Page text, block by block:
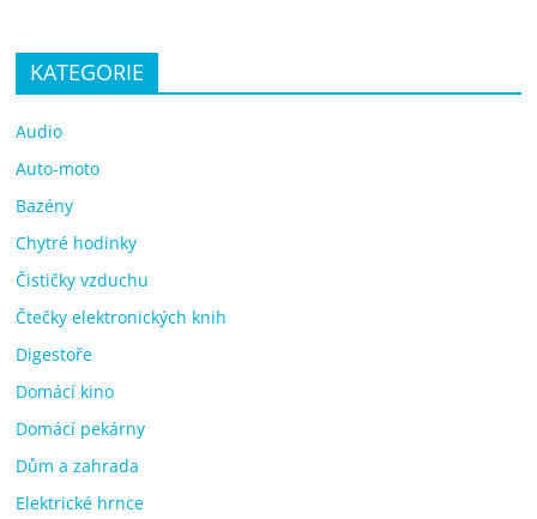
KATEGORIE
Audio
Auto-moto
Bazény
Chytré hodinky
Čističky vzduchu
Čtečky elektronických knih
Digestoře
Domácí kino
Domácí pekárny
Dům a zahrada
Elektrické hrnce